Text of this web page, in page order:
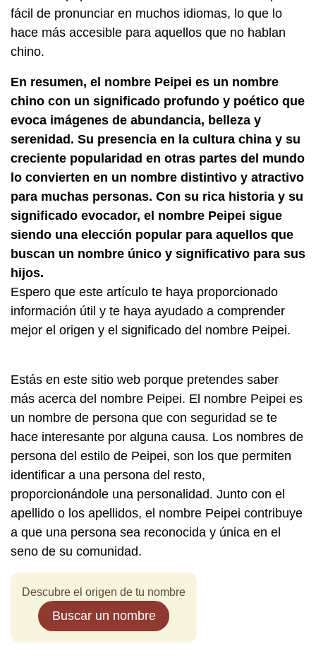
fácil de pronunciar en muchos idiomas, lo que lo
hace más accesible para aquellos que no hablan
chino.
En resumen, el nombre Peipei es un nombre
chino con un significado profundo y poético que
evoca imágenes de abundancia, belleza y
serenidad. Su presencia en la cultura china y su
creciente popularidad en otras partes del mundo
lo convierten en un nombre distintivo y atractivo
para muchas personas. Con su rica historia y su
significado evocador, el nombre Peipei sigue
siendo una elección popular para aquellos que
buscan un nombre único y significativo para sus
hijos.
Espero que este artículo te haya proporcionado
información útil y te haya ayudado a comprender
mejor el origen y el significado del nombre Peipei.
Estás en este sitio web porque pretendes saber
más acerca del nombre Peipei. El nombre Peipei es
un nombre de persona que con seguridad se te
hace interesante por alguna causa. Los nombres de
persona del estilo de Peipei, son los que permiten
identificar a una persona del resto,
proporcionándole una personalidad. Junto con el
apellido o los apellidos, el nombre Peipei contribuye
a que una persona sea reconocida y única en el
seno de su comunidad.
Descubre el origen de tu nombre
Buscar un nombre